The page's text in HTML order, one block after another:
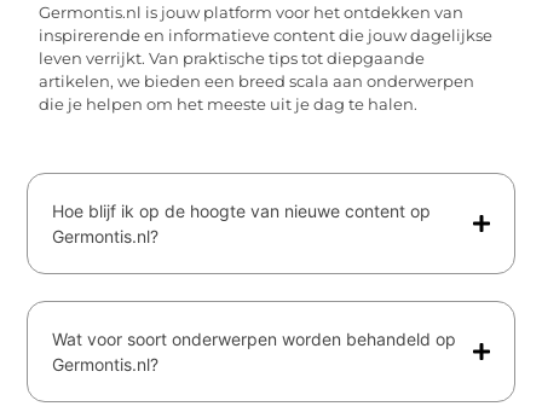
Germontis.nl is jouw platform voor het ontdekken van
inspirerende en informatieve content die jouw dagelijkse
leven verrijkt. Van praktische tips tot diepgaande
artikelen, we bieden een breed scala aan onderwerpen
die je helpen om het meeste uit je dag te halen.
Hoe blijf ik op de hoogte van nieuwe content op
Germontis.nl?
Wat voor soort onderwerpen worden behandeld op
Germontis.nl?